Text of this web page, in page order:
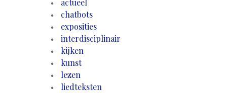
actueel
chatbots
exposities
interdisciplinair
kijken
kunst
lezen
liedteksten